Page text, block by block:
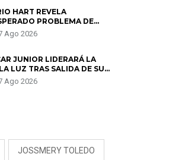
HART REVELA
PROBLEMA DE
ANTES DE SEPARARSE DE
“ME ENCONTRARON UN
Ago 2026
JUNIOR LIDERARÁ LA
LUZ TRAS SALIDA DE SU
POR POLÉMICA CON
SALDAÑA
Ago 2026
JOSSMERY TOLEDO